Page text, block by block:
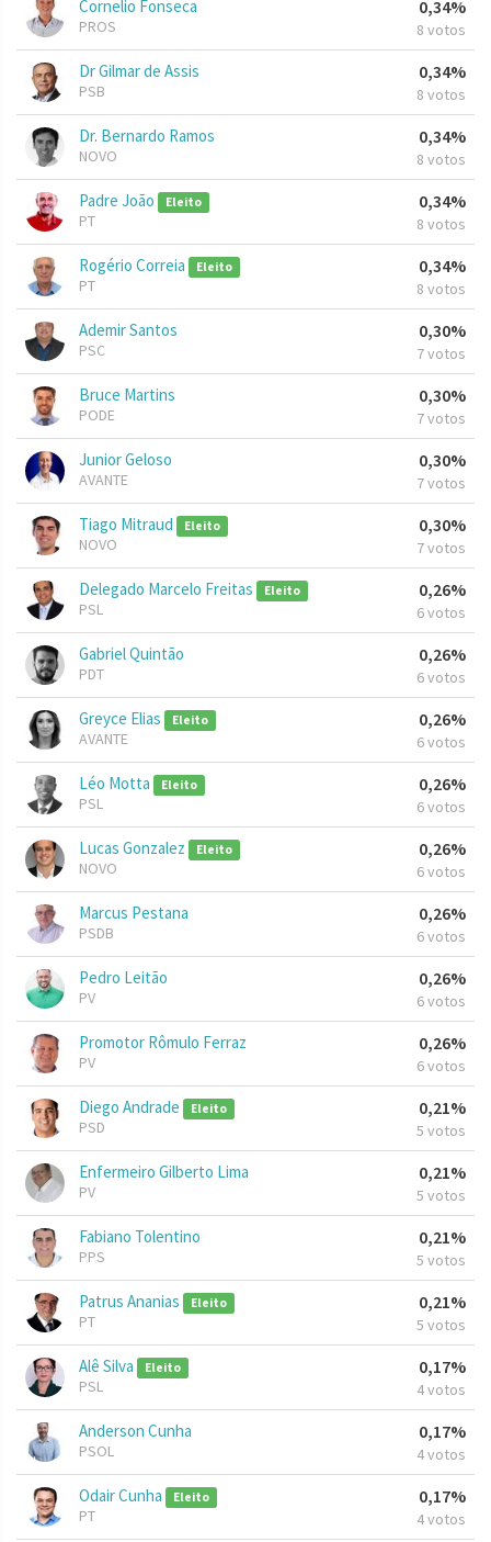
Cornelio Fonseca
PROS
0,34%
8 votos
Dr Gilmar de Assis
PSB
0,34%
8 votos
Dr. Bernardo Ramos
NOVO
0,34%
8 votos
Padre João Eleito
PT
0,34%
8 votos
Rogério Correia Eleito
PT
0,34%
8 votos
Ademir Santos
PSC
0,30%
7 votos
Bruce Martins
PODE
0,30%
7 votos
Junior Geloso
AVANTE
0,30%
7 votos
Tiago Mitraud Eleito
NOVO
0,30%
7 votos
Delegado Marcelo Freitas Eleito
PSL
0,26%
6 votos
Gabriel Quintão
PDT
0,26%
6 votos
Greyce Elias Eleito
AVANTE
0,26%
6 votos
Léo Motta Eleito
PSL
0,26%
6 votos
Lucas Gonzalez Eleito
NOVO
0,26%
6 votos
Marcus Pestana
PSDB
0,26%
6 votos
Pedro Leitão
PV
0,26%
6 votos
Promotor Rômulo Ferraz
PV
0,26%
6 votos
Diego Andrade Eleito
PSD
0,21%
5 votos
Enfermeiro Gilberto Lima
PV
0,21%
5 votos
Fabiano Tolentino
PPS
0,21%
5 votos
Patrus Ananias Eleito
PT
0,21%
5 votos
Alê Silva Eleito
PSL
0,17%
4 votos
Anderson Cunha
PSOL
0,17%
4 votos
Odair Cunha Eleito
PT
0,17%
4 votos